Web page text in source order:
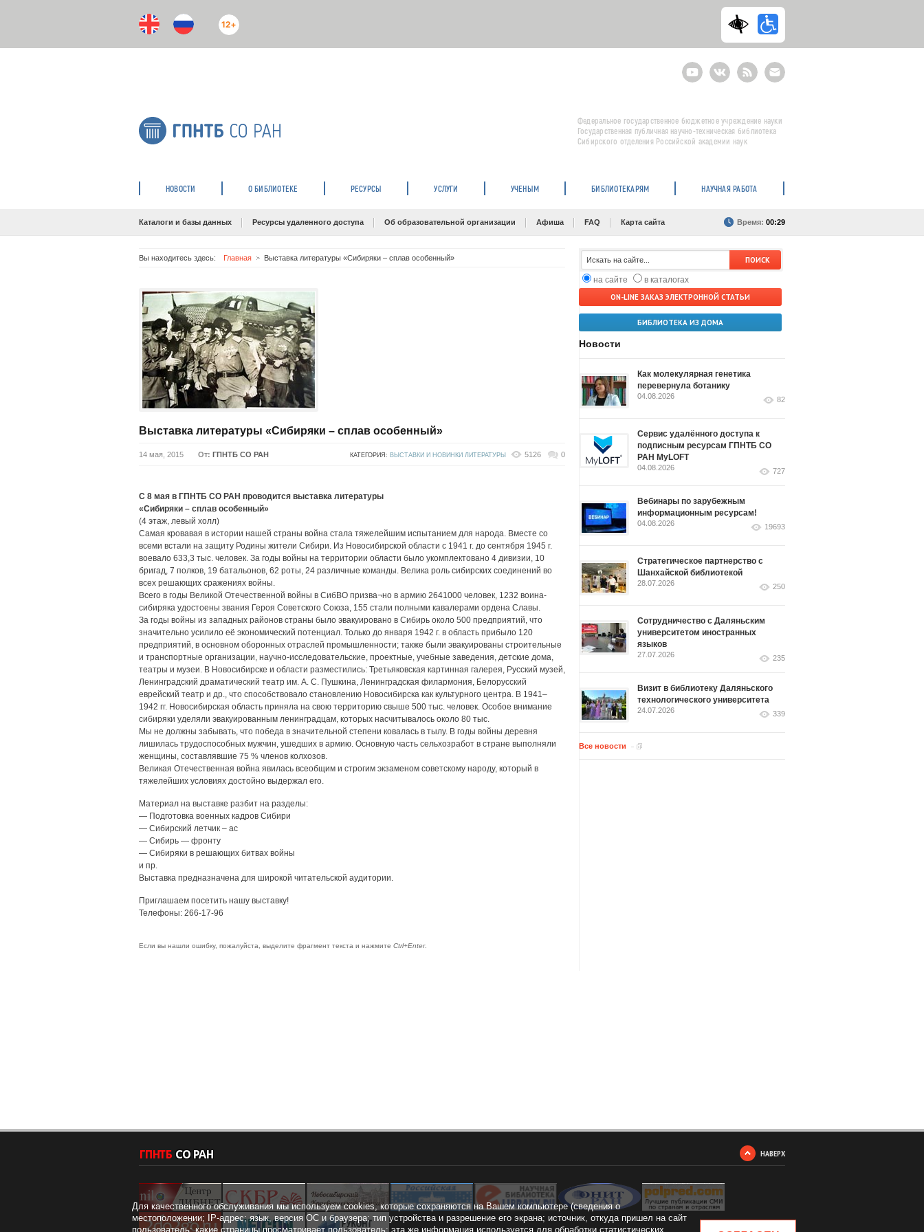
12+
YoutubeВКонтактеRSS
E-
mail
подписка
Федеральное государственное бюджетное учреждение науки
Государственная публичная научно-техническая библиотека
Сибирского отделения Российской академии наук
НОВОСТИ О БИБЛИОТЕКЕ РЕСУРСЫ УСЛУГИ УЧЕНЫМ БИБЛИОТЕКАРЯМ НАУЧНАЯ РАБОТА
Каталоги и базы данных Ресурсы удаленного доступа Об образовательной организации Афиша FAQ Карта сайта Время: 00:29
Вы находитесь здесь: Главная Выставка литературы «Сибиряки – сплав особенный»
Выставка литературы «Сибиряки – сплав особенный»
14 мая, 2015 От: ГПНТБ СО РАН КАТЕГОРИЯ: ВЫСТАВКИ И НОВИНКИ ЛИТЕРАТУРЫ 5126 0
С 8 мая в ГПНТБ СО РАН проводится выставка литературы
«Сибиряки – сплав особенный»
(4 этаж, левый холл)
Самая кровавая в истории нашей страны война стала тяжелейшим испытанием для народа. Вместе со
всеми встали на защиту Родины жители Сибири. Из Новосибирской области с 1941 г. до сентября 1945 г.
воевало 633,3 тыс. человек. За годы войны на территории области было укомплектовано 4 дивизии, 10
бригад, 7 полков, 19 батальонов, 62 роты, 24 различные команды. Велика роль сибирских соединений во
всех решающих сражениях войны.
Всего в годы Великой Отечественной войны в СибВО призва¬но в армию 2641000 человек, 1232 воина-
сибиряка удостоены звания Героя Советского Союза, 155 стали полными кавалерами ордена Славы.
За годы войны из западных районов страны было эвакуировано в Сибирь около 500 предприятий, что
значительно усилило её экономический потенциал. Только до января 1942 г. в область прибыло 120
предприятий, в основном оборонных отраслей промышленности; также были эвакуированы строительные
и транспортные организации, научно-исследовательские, проектные, учебные заведения, детские дома,
театры и музеи. В Новосибирске и области разместились: Третьяковская картинная галерея, Русский музей,
Ленинградский драматический театр им. А. С. Пушкина, Ленинградская филармония, Белорусский
еврейский театр и др., что способствовало становлению Новосибирска как культурного центра. В 1941–
1942 гг. Новосибирская область приняла на свою территорию свыше 500 тыс. человек. Особое внимание
сибиряки уделяли эвакуированным ленинградцам, которых насчитывалось около 80 тыс.
Мы не должны забывать, что победа в значительной степени ковалась в тылу. В годы войны деревня
лишилась трудоспособных мужчин, ушедших в армию. Основную часть сельхозработ в стране выполняли
женщины, составлявшие 75 % членов колхозов.
Великая Отечественная война явилась всеобщим и строгим экзаменом советскому народу, который в
тяжелейших условиях достойно выдержал его.
Материал на выставке разбит на разделы:
— Подготовка военных кадров Сибири
— Сибирский летчик – ас
— Сибирь — фронту
— Сибиряки в решающих битвах войны
и пр.
Выставка предназначена для широкой читательской аудитории.
Приглашаем посетить нашу выставку!
Телефоны: 266-17-96
Если вы нашли ошибку, пожалуйста, выделите фрагмент текста и нажмите Ctrl+Enter.
на сайте
в каталогах
ON-LINE ЗАКАЗ ЭЛЕКТРОННОЙ СТАТЬИ
БИБЛИОТЕКА ИЗ ДОМА
Новости
Как молекулярная генетика
перевернула ботанику
04.08.2026 82
Сервис удалённого доступа к
подписным ресурсам ГПНТБ СО
РАН MyLOFT
04.08.2026 727
Вебинары по зарубежным
информационным ресурсам!
04.08.2026 19693
Стратегическое партнерство с
Шанхайской библиотекой
28.07.2026 250
Сотрудничество с Даляньским
университетом иностранных
языков
27.07.2026 235
Визит в библиотеку Даляньского
технологического университета
24.07.2026 339
Все новости
НАВЕРХ
Для качественного обслуживания мы используем cookies, которые сохраняются на Вашем компьютере (сведения о
местоположении; IP-адрес; язык, версия ОС и браузера; тип устройства и разрешение его экрана; источник, откуда пришел на сайт
пользователь; какие страницы просматривает пользователь; эта же информация используется для обработки статистических